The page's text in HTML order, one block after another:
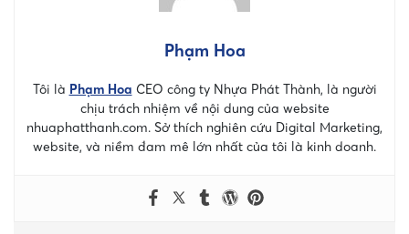
Phạm Hoa
Tôi là Phạm Hoa CEO công ty Nhựa Phát Thành, là người
chịu trách nhiệm về nội dung của website
nhuaphatthanh.com. Sở thích nghiên cứu Digital Marketing,
website, và niềm đam mê lớn nhất của tôi là kinh doanh.